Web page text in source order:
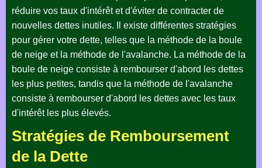
réduire vos taux d'intérêt et d'éviter de contracter de
nouvelles dettes inutiles. Il existe différentes stratégies
pour gérer votre dette, telles que la méthode de la boule
de neige et la méthode de l'avalanche. La méthode de la
boule de neige consiste à rembourser d'abord les dettes
les plus petites, tandis que la méthode de l'avalanche
consiste à rembourser d'abord les dettes avec les taux
d'intérêt les plus élevés.
Stratégies de Remboursement
de la Dette